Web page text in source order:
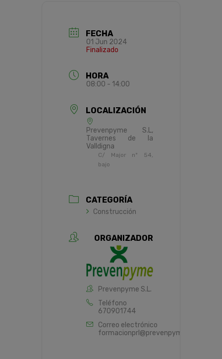
FECHA
01 Jun 2024
Finalizado
HORA
08:00 - 14:00
LOCALIZACIÓN
Prevenpyme S.L,
Tavernes de la
Valldigna
C/ Major nº 54,
bajo
CATEGORÍA
Construcción
ORGANIZADOR
Prevenpyme S.L.
Teléfono
670901744
Correo electrónico
formacionprl@prevenpyme.es